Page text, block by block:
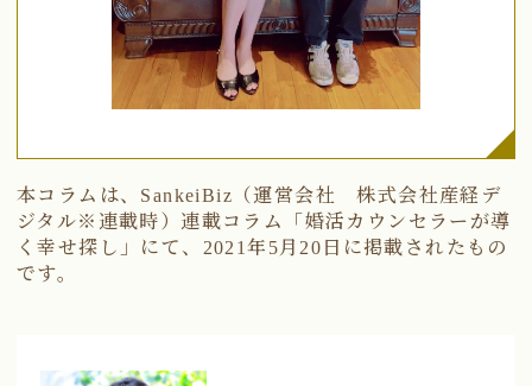
本コラムは、SankeiBiz（運営会社 株式会社産経デ
ジタル※連載時）連載コラム「婚活カウンセラーが導
く幸せ探し」にて、2021年5月20日に掲載されたもの
です。